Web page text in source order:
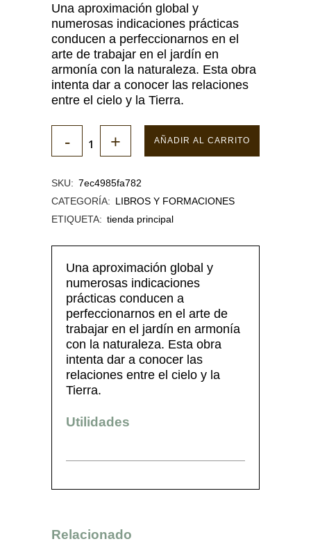
Una aproximación global y
numerosas indicaciones prácticas
conducen a perfeccionarnos en el
arte de trabajar en el jardín en
armonía con la naturaleza. Esta obra
intenta dar a conocer las relaciones
entre el cielo y la Tierra.
AÑADIR AL CARRITO
SKU: 7ec4985fa782
CATEGORÍA: LIBROS Y FORMACIONES
ETIQUETA: tienda principal
Una aproximación global y
numerosas indicaciones
prácticas conducen a
perfeccionarnos en el arte de
trabajar en el jardín en armonía
con la naturaleza. Esta obra
intenta dar a conocer las
relaciones entre el cielo y la
Tierra.
Utilidades
Relacionado